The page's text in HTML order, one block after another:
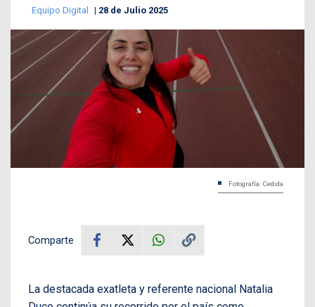
Equipo Digital 28 de Julio 2025
Fotografía: Cedida
Comparte
La destacada exatleta y referente nacional Natalia